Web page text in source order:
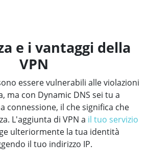
e i vantaggi della
VPN
essere vulnerabili alle violazioni
ma con Dynamic DNS sei tu a
connessione, il che significa che
L'aggiunta di VPN a il tuo servizio
ulteriormente la tua identità
il tuo indirizzo IP.